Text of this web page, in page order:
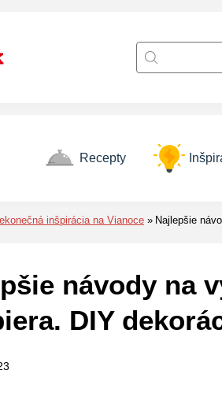
Recepty
inšpirácia na Vianoce Najlepšie
návody na
DIY